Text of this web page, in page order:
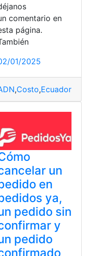
,empresa
comentario en
página.
01/2025
,Costo,Ecuador
un
en
ya,
pedido sin
y
pedido